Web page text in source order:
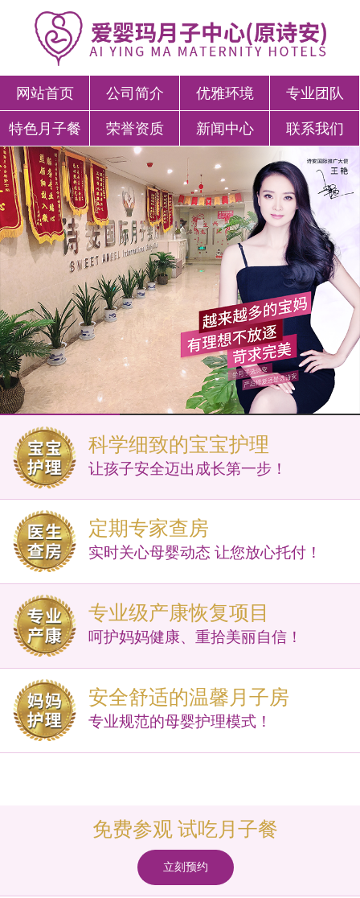
网站首页 公司简介 优雅环境 专业团队
特色月子餐 荣誉资质 新闻中心 联系我们
科学细致的宝宝护理
让孩子安全迈出成长第一步！
定期专家查房
实时关心母婴动态 让您放心托付！
专业级产康恢复项目
呵护妈妈健康、重拾美丽自信！
安全舒适的温馨月子房
专业规范的母婴护理模式！
免费参观 试吃月子餐
立刻预约